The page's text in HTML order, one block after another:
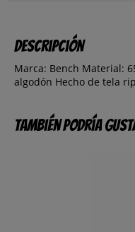
Descripción
Marca: Bench Material:
algodón Hecho de tela
También podría